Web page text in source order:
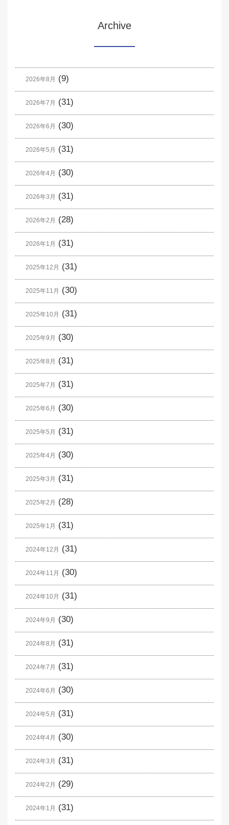
Archive
2026年8月 (9)
2026年7月 (31)
2026年6月 (30)
2026年5月 (31)
2026年4月 (30)
2026年3月 (31)
2026年2月 (28)
2026年1月 (31)
2025年12月 (31)
2025年11月 (30)
2025年10月 (31)
2025年9月 (30)
2025年8月 (31)
2025年7月 (31)
2025年6月 (30)
2025年5月 (31)
2025年4月 (30)
2025年3月 (31)
2025年2月 (28)
2025年1月 (31)
2024年12月 (31)
2024年11月 (30)
2024年10月 (31)
2024年9月 (30)
2024年8月 (31)
2024年7月 (31)
2024年6月 (30)
2024年5月 (31)
2024年4月 (30)
2024年3月 (31)
2024年2月 (29)
2024年1月 (31)